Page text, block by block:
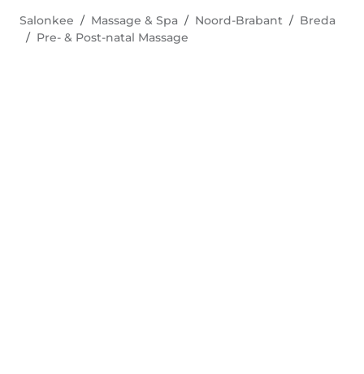
Salonkee Massage & Spa Noord-Brabant
Breda
Pre- & Post-natal Massage